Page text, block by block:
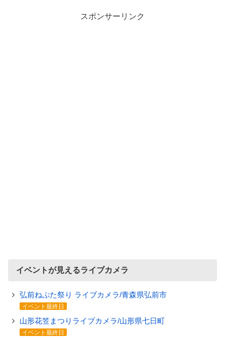
スポンサーリンク
イベントが見えるライブカメラ
弘前ねぷた祭り ライブカメラ/青森県弘前市
イベント最終日
山形花笠まつりライブカメラ/山形県七日町
イベント最終日